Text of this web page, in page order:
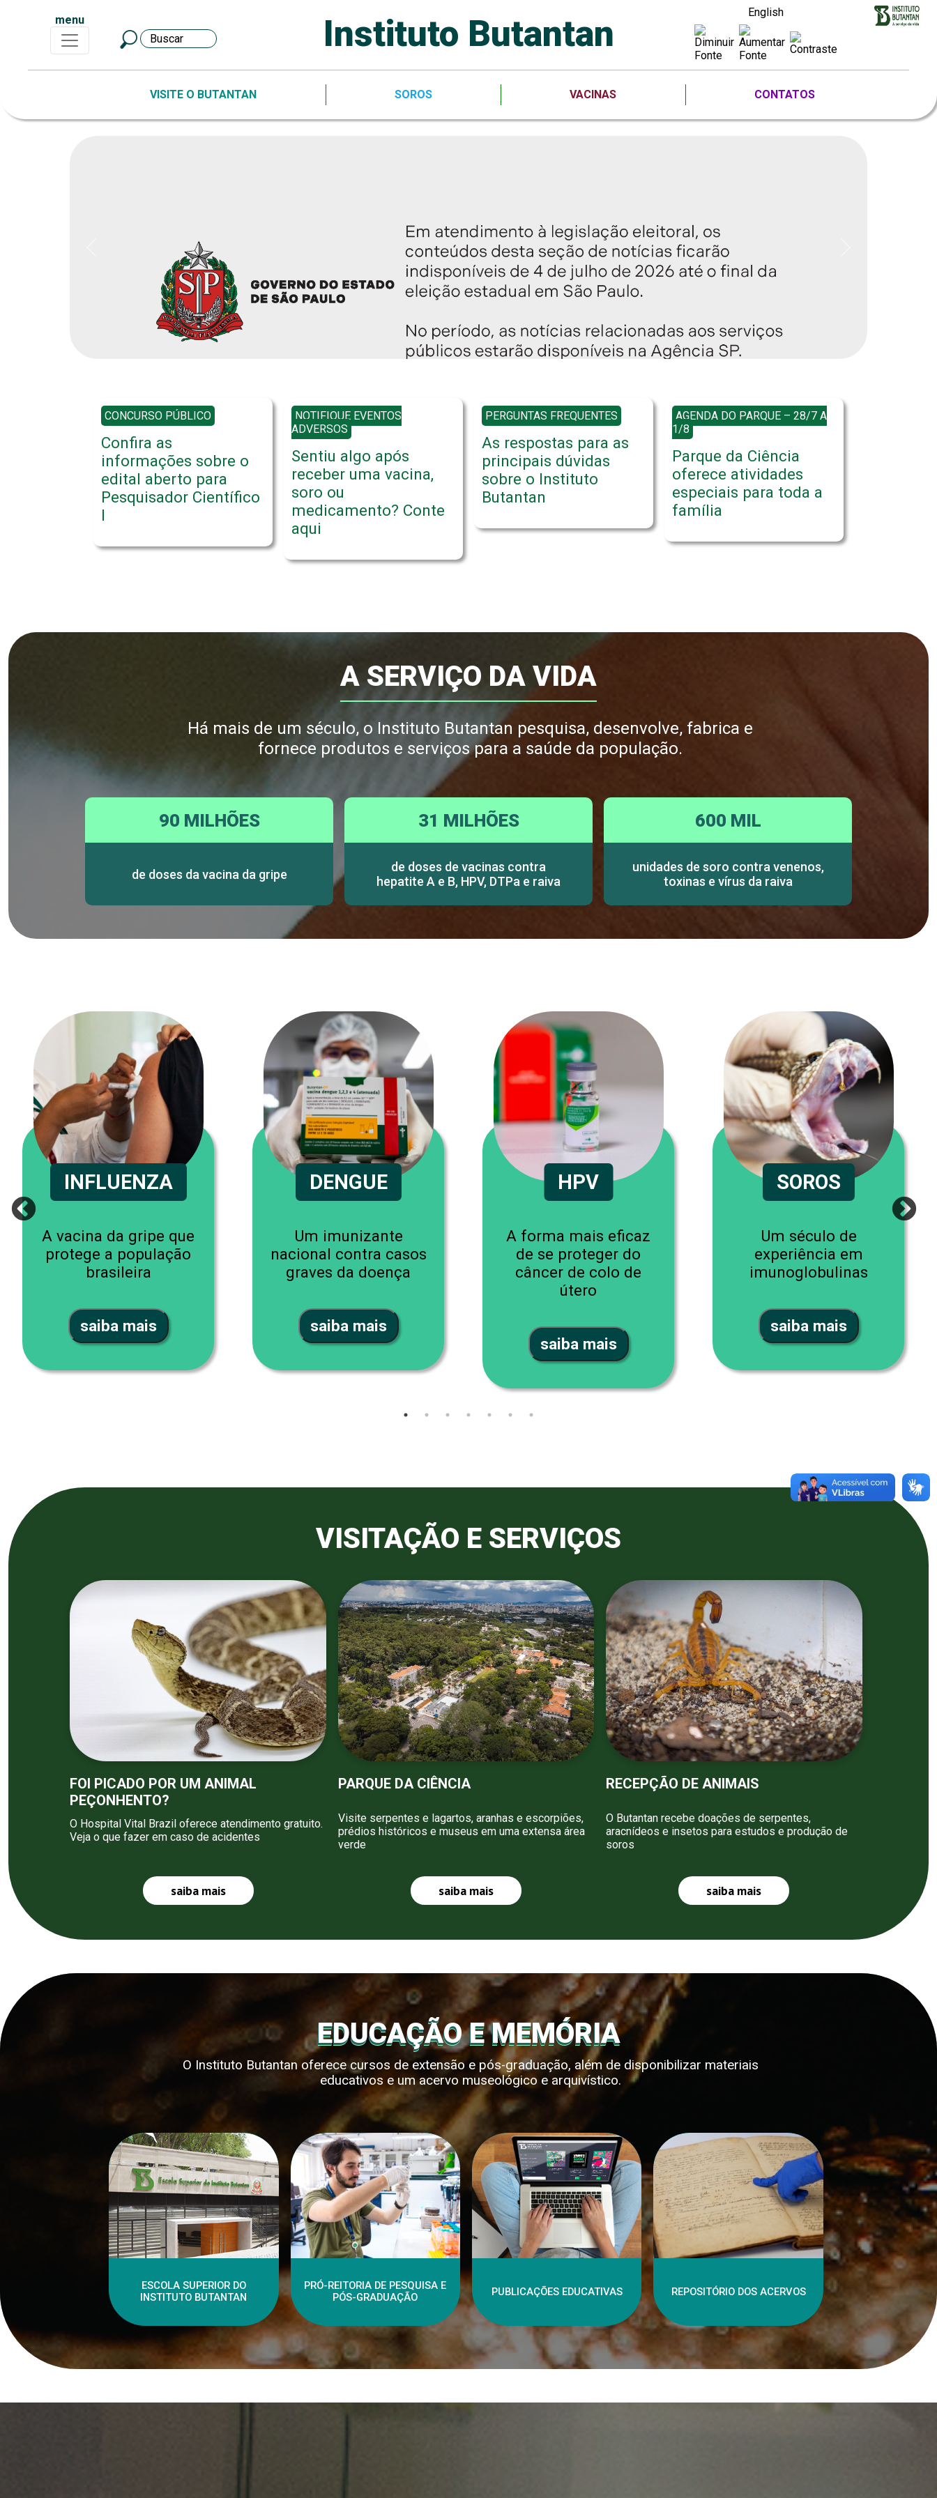
menu Instituto Butantan
English
VISITE O BUTANTAN SOROS VACINAS CONTATOS
CONCURSO PÚBLICO
Confira as
informações sobre o
edital aberto para
Pesquisador Científico
I
NOTIFIQUE EVENTOS
ADVERSOS
Sentiu algo após
receber uma vacina,
soro ou
medicamento? Conte
aqui
PERGUNTAS FREQUENTES
As respostas para as
principais dúvidas
sobre o Instituto
Butantan
AGENDA DO PARQUE – 28/7 A
1/8
Parque da Ciência
oferece atividades
especiais para toda a
família
A SERVIÇO DA VIDA
Há mais de um século, o Instituto Butantan pesquisa, desenvolve, fabrica e
fornece produtos e serviços para a saúde da população.
90 MILHÕES
de doses da vacina da gripe
31 MILHÕES
de doses de vacinas contra
hepatite A e B, HPV, DTPa e raiva
600 MIL
unidades de soro contra venenos,
toxinas e vírus da raiva
INFLUENZA
A vacina da gripe que
protege a população
brasileira
saiba mais
DENGUE
Um imunizante
nacional contra casos
graves da doença
saiba mais
HPV
A forma mais eficaz
de se proteger do
câncer de colo de
útero
saiba mais
SOROS
Um século de
experiência em
imunoglobulinas
saiba mais
VISITAÇÃO E SERVIÇOS
FOI PICADO POR UM ANIMAL
PEÇONHENTO?
O Hospital Vital Brazil oferece atendimento gratuito.
Veja o que fazer em caso de acidentes
saiba mais
PARQUE DA CIÊNCIA
Visite serpentes e lagartos, aranhas e escorpiões,
prédios históricos e museus em uma extensa área
verde
saiba mais
RECEPÇÃO DE ANIMAIS
O Butantan recebe doações de serpentes,
aracnídeos e insetos para estudos e produção de
soros
saiba mais
EDUCAÇÃO E MEMÓRIA
O Instituto Butantan oferece cursos de extensão e pós-graduação, além de disponibilizar materiais
educativos e um acervo museológico e arquivístico.
ESCOLA SUPERIOR DO
INSTITUTO BUTANTAN
PRÓ-REITORIA DE PESQUISA E
PÓS-GRADUAÇÃO
PUBLICAÇÕES EDUCATIVAS REPOSITÓRIO DOS ACERVOS